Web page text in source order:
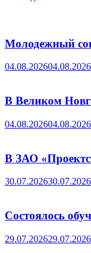
Молодежный
04.08.202604.08.2026
В Великом
04.08.202604.08.2026
В ЗАО
30.07.202630.07.2026
Состоялось
29.07.202629.07.2026